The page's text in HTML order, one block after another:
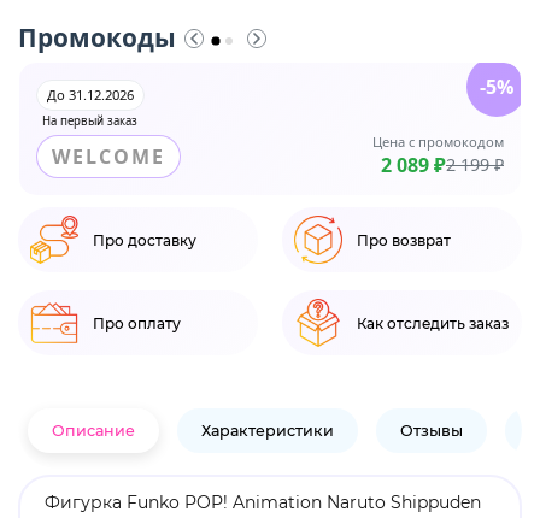
Промокоды
На первый заказ
До 31.12.2026
WELCOME
Цена с промокодом
2 089 ₽2 199 ₽
-5%
Про доставку Про возврат
Про оплату Как отследить заказ
Описание Характеристики Отзывы
Фигурка Funko POP! Animation Naruto Shippuden